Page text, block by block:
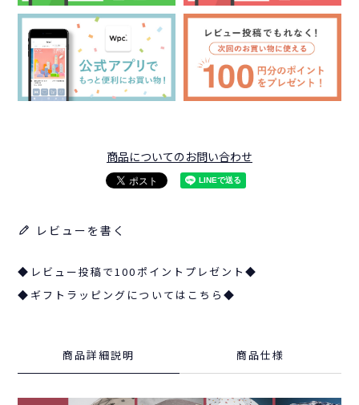
商品についてのお問い合わせ
レビューを書く
◆レビュー投稿で100ポイントプレゼント◆
◆ギフトラッピングについてはこちら◆
商品詳細説明 商品仕様